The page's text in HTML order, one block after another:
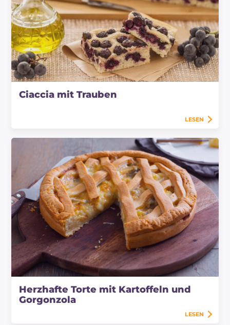
Ciaccia mit Trauben
LESEN
Herzhafte Torte mit Kartoffeln und
Gorgonzola
LESEN